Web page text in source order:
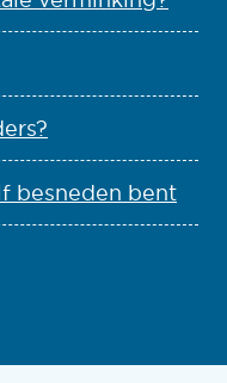
besneden bent